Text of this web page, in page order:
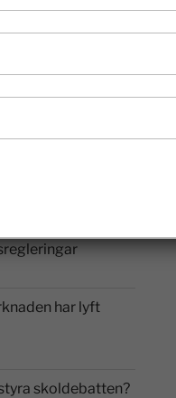
har lyft
skoldebatten?